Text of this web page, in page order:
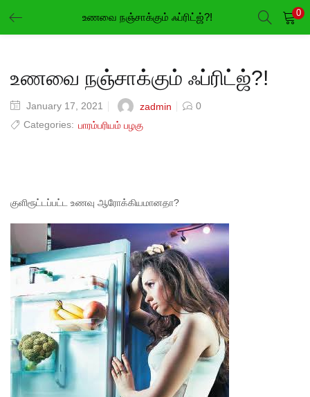
உணவை நஞ்சாக்கும் ஃப்ரிட்ஜ்?! 0
உணவை நஞ்சாக்கும் ஃப்ரிட்ஜ்?!
January 17, 2021 zadmin
0
Categories: பாரம்பரியம் பழகு
குளிரூட்டப்பட்ட உணவு ஆரோக்கியமானதா?
LOGIN REGISTER
Enter your username and password to login.
Lost password?